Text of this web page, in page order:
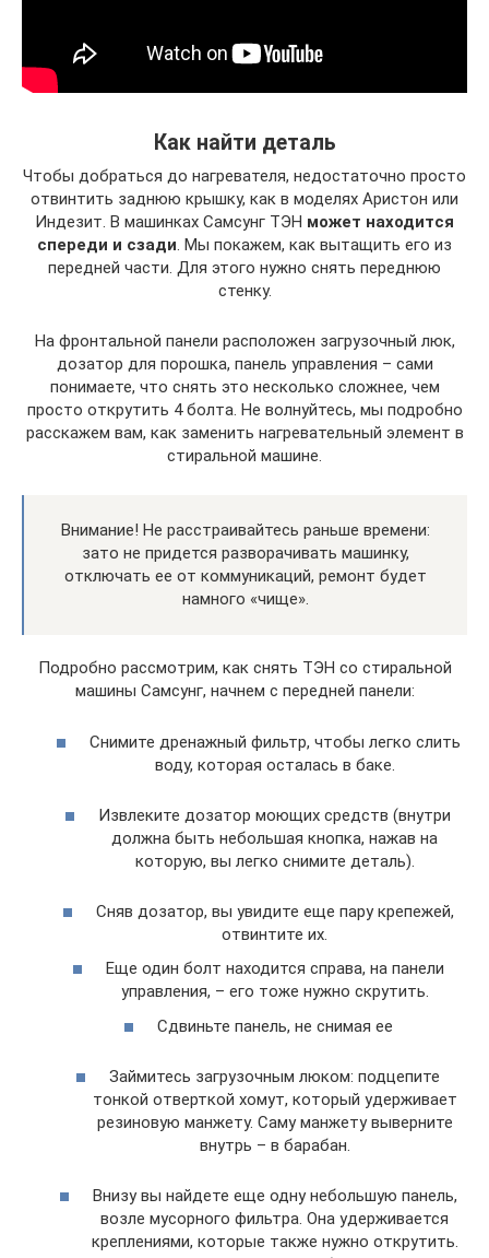
Как найти деталь
Чтобы добраться до нагревателя, недостаточно просто
отвинтить заднюю крышку, как в моделях Аристон или
Индезит. В машинках Самсунг ТЭН может находится
спереди и сзади. Мы покажем, как вытащить его из
передней части. Для этого нужно снять переднюю
стенку.
На фронтальной панели расположен загрузочный люк,
дозатор для порошка, панель управления – сами
понимаете, что снять это несколько сложнее, чем
просто открутить 4 болта. Не волнуйтесь, мы подробно
расскажем вам, как заменить нагревательный элемент в
стиральной машине.
Внимание! Не расстраивайтесь раньше времени:
зато не придется разворачивать машинку,
отключать ее от коммуникаций, ремонт будет
намного «чище».
Подробно рассмотрим, как снять ТЭН со стиральной
машины Самсунг, начнем с передней панели:
Снимите дренажный фильтр, чтобы легко слить
воду, которая осталась в баке.
Извлеките дозатор моющих средств (внутри
должна быть небольшая кнопка, нажав на
которую, вы легко снимите деталь).
Сняв дозатор, вы увидите еще пару крепежей,
отвинтите их.
Еще один болт находится справа, на панели
управления, – его тоже нужно скрутить.
Сдвиньте панель, не снимая ее
Займитесь загрузочным люком: подцепите
тонкой отверткой хомут, который удерживает
резиновую манжету. Саму манжету выверните
внутрь – в барабан.
Внизу вы найдете еще одну небольшую панель,
возле мусорного фильтра. Она удерживается
креплениями, которые также нужно открутить.